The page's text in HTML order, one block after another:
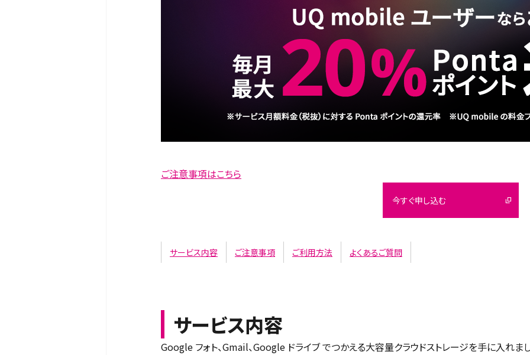
ご注意事項はこちら
今すぐ申し込む
サービス内容 ご注意事項 ご利用方法 よくあるご質問
サービス内容
Google フォト、Gmail、Google ドライブ でつかえる大容量クラウドストレージを手に入れまし